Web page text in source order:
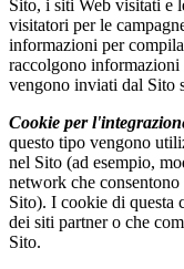
Sito, i siti Web visitati e
visitatori per le
informazioni per
raccolgono
vengono inviati dal Sito
Cookie per
questo tipo vengono
nel Sito (ad esempio,
network che
Sito). I cookie di questa
dei siti partner o che
Sito.